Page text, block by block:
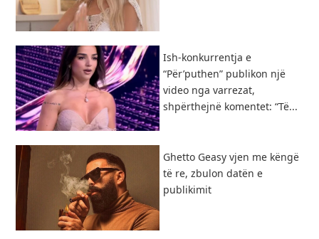
Ish-konkurrentja e
“Për’puthen” publikon një
video nga varrezat,
shpërthejnë komentet: “Të...
Ghetto Geasy vjen me këngë
të re, zbulon datën e
publikimit